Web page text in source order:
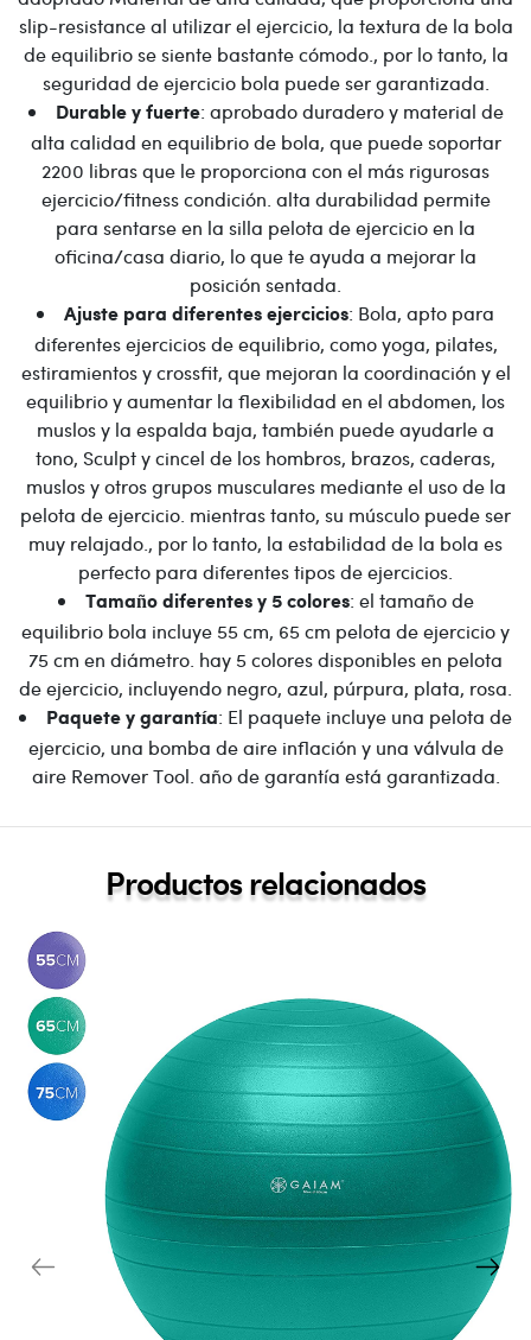
slip-resistance al utilizar el ejercicio, la textura de la bola
de equilibrio se siente bastante cómodo., por lo tanto, la
seguridad de ejercicio bola puede ser garantizada.
Durable y fuerte: aprobado duradero y material de
alta calidad en equilibrio de bola, que puede soportar
2200 libras que le proporciona con el más rigurosas
ejercicio/fitness condición. alta durabilidad permite
para sentarse en la silla pelota de ejercicio en la
oficina/casa diario, lo que te ayuda a mejorar la
posición sentada.
Ajuste para diferentes ejercicios: Bola, apto para
diferentes ejercicios de equilibrio, como yoga, pilates,
estiramientos y crossfit, que mejoran la coordinación y el
equilibrio y aumentar la flexibilidad en el abdomen, los
muslos y la espalda baja, también puede ayudarle a
tono, Sculpt y cincel de los hombros, brazos, caderas,
muslos y otros grupos musculares mediante el uso de la
pelota de ejercicio. mientras tanto, su músculo puede ser
muy relajado., por lo tanto, la estabilidad de la bola es
perfecto para diferentes tipos de ejercicios.
Tamaño diferentes y 5 colores: el tamaño de
equilibrio bola incluye 55 cm, 65 cm pelota de ejercicio y
75 cm en diámetro. hay 5 colores disponibles en pelota
de ejercicio, incluyendo negro, azul, púrpura, plata, rosa.
Paquete y garantía: El paquete incluye una pelota de
ejercicio, una bomba de aire inflación y una válvula de
aire Remover Tool. año de garantía está garantizada.
Productos relacionados